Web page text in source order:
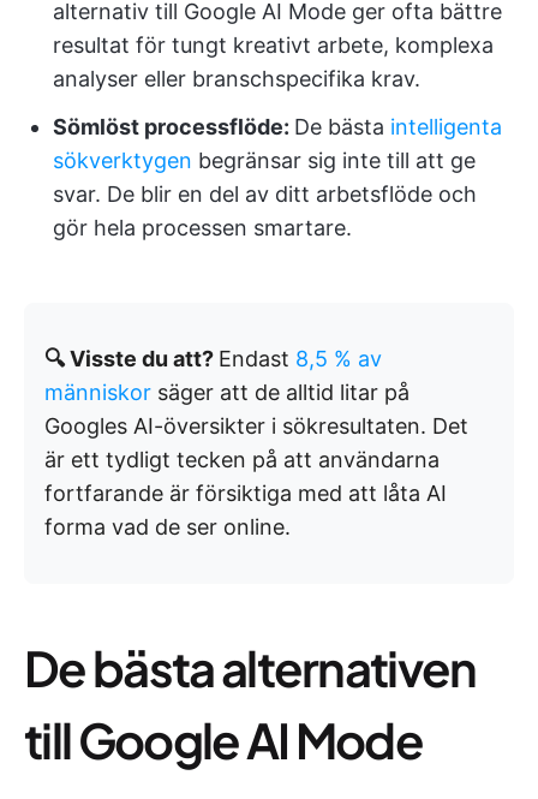
alternativ till Google AI Mode ger ofta bättre
resultat för tungt kreativt arbete, komplexa
analyser eller branschspecifika krav.
Sömlöst processflöde: De bästa intelligenta
sökverktygen begränsar sig inte till att ge
svar. De blir en del av ditt arbetsflöde och
gör hela processen smartare.
🔍 Visste du att? Endast 8,5 % av
människor säger att de alltid litar på
Googles AI-översikter i sökresultaten. Det
är ett tydligt tecken på att användarna
fortfarande är försiktiga med att låta AI
forma vad de ser online.
De bästa alternativen
till Google AI Mode